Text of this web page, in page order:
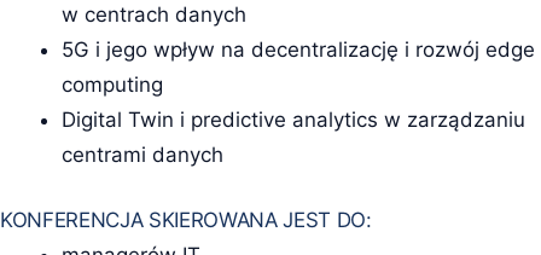
w centrach danych
5G i jego wpływ na decentralizację i rozwój edge
computing
Digital Twin i predictive analytics w zarządzaniu
centrami danych
KONFERENCJA SKIEROWANA JEST DO: